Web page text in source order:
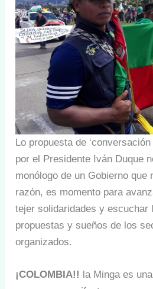
Lo propuesta de
por el Presidente Iván Duque
monólogo de un Gobierno que
razón, es momento para
tejer solidaridades y escuchar
propuestas y sueños de los
organizados.
¡COLOMBIA!! la Minga es